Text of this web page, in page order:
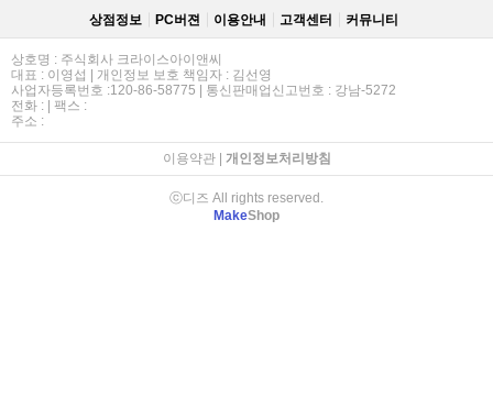
상점정보 PC버젼 이용안내 고객센터 커뮤니티
상호명 : 주식회사 크라이스아이앤씨
대표 : 이영섭 | 개인정보 보호 책임자 : 김선영
사업자등록번호 :120-86-58775 | 통신판매업신고번호 : 강남-5272
전화 : | 팩스 :
주소 :
이용약관| 개인정보처리방침
ⓒ디즈 All rights reserved.
MakeShop